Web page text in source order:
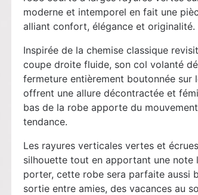
moderne et intemporel en fait une
alliant confort, élégance et originalité.
Inspirée de la chemise classique
coupe droite fluide, son col volanté
fermeture entièrement boutonnée sur
offrent une allure décontractée et
bas de la robe apporte du
tendance.
Les rayures verticales vertes et
silhouette tout en apportant une note
porter, cette robe sera parfaite aussi
sortie entre amies, des vacances au